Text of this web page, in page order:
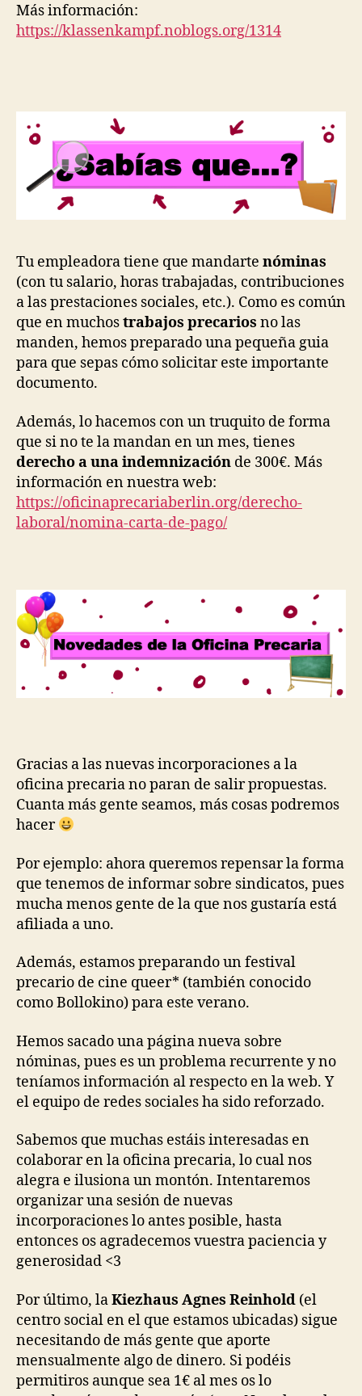
Más información:
https://klassenkampf.noblogs.org/1314
Tu empleadora tiene que mandarte nóminas
(con tu salario, horas trabajadas, contribuciones
a las prestaciones sociales, etc.). Como es común
que en muchostrabajos precarios no las
manden, hemos preparado una pequeña guia
para que sepas cómo solicitar este importante
documento.
Además, lo hacemos con un truquito de forma
que si no te la mandan en un mes, tienes
derecho a una indemnización de 300€. Más
información en nuestra web:
https://oficinaprecariaberlin.org/derecho-
laboral/nomina-carta-de-pago/
Gracias a las nuevas incorporaciones a la
oficina precaria no paran de salir propuestas.
Cuanta más gente seamos, más cosas podremos
hacer
Por ejemplo: ahora queremos repensar la forma
que tenemos de informar sobre sindicatos, pues
mucha menos gente de la que nos gustaría está
afiliada a uno.
Además, estamos preparando un festival
precario de cine queer* (también conocido
como Bollokino) para este verano.
Hemos sacado una página nueva sobre
nóminas, pues es un problema recurrente y no
teníamos información al respecto en la web. Y
el equipo de redes sociales ha sido reforzado.
Sabemos que muchas estáis interesadas en
colaborar en la oficina precaria, lo cual nos
alegra e ilusiona un montón. Intentaremos
organizar una sesión de nuevas
incorporaciones lo antes posible, hasta
entonces os agradecemos vuestra paciencia y
generosidad <3
Por último, laKiezhaus Agnes Reinhold (el
centro social en el que estamos ubicadas) sigue
necesitando de más gente que aporte
mensualmente algo de dinero. Si podéis
permitiros aunque sea 1€ al mes os lo